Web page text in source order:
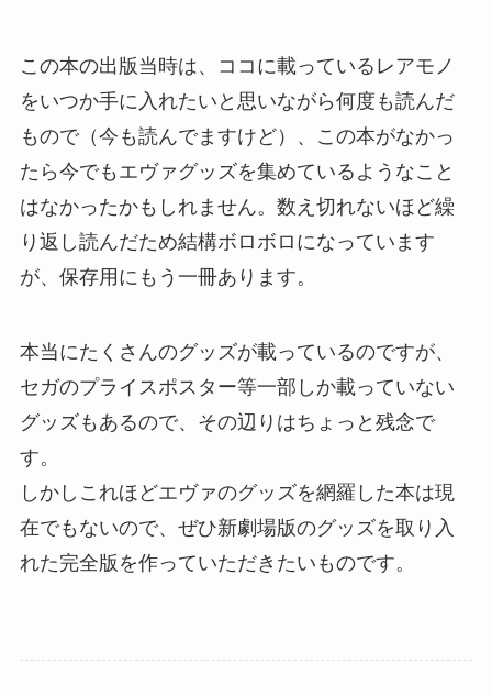
この本の出版当時は、ココに載っているレアモノ
をいつか手に入れたいと思いながら何度も読んだ
もので（今も読んでますけど）、この本がなかっ
たら今でもエヴァグッズを集めているようなこと
はなかったかもしれません。数え切れないほど繰
り返し読んだため結構ボロボロになっています
が、保存用にもう一冊あります。
本当にたくさんのグッズが載っているのですが、
セガのプライスポスター等一部しか載っていない
グッズもあるので、その辺りはちょっと残念で
す。
しかしこれほどエヴァのグッズを網羅した本は現
在でもないので、ぜひ新劇場版のグッズを取り入
れた完全版を作っていただきたいものです。